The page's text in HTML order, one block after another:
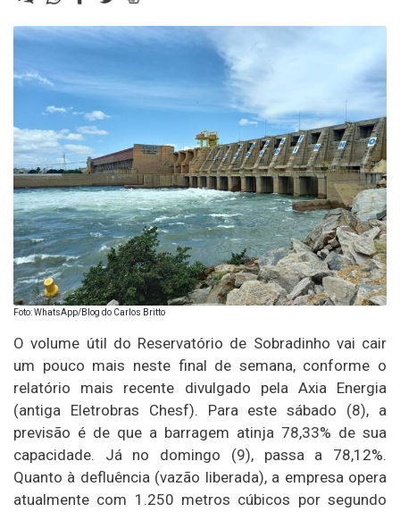
Foto: WhatsApp/Blog do Carlos Britto
O volume útil do Reservatório de Sobradinho vai cair
um pouco mais neste final de semana, conforme o
relatório mais recente divulgado pela Axia Energia
(antiga Eletrobras Chesf). Para este sábado (8), a
previsão é de que a barragem atinja 78,33% de sua
capacidade. Já no domingo (9), passa a 78,12%.
Quanto à defluência (vazão liberada), a empresa opera
atualmente com 1.250 metros cúbicos por segundo